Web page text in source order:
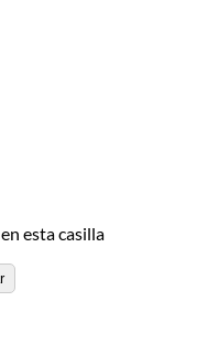
esta casilla